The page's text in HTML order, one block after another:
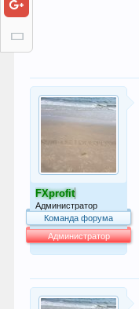
FXprofit
Администратор
Команда форума
Администратор